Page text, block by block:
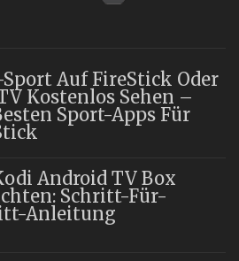
Auf FireStick Oder
Kostenlos Sehen –
Sport-Apps Für
Android TV Box
Schritt-Für-
Anleitung